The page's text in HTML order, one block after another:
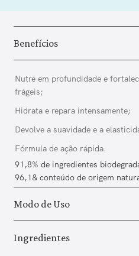
Benefícios
Nutre em profundidade e
frágeis;
Hidrata e repara intensamente;
Devolve a suavidade e a
Fórmula de ação rápida.
91,8% de ingredientes
96,1& conteúdo de origem
Modo de Uso
Ingredientes